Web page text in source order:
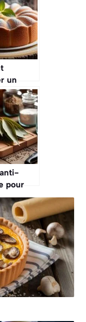
un
?
anti-
pour
feuille
dans
vos